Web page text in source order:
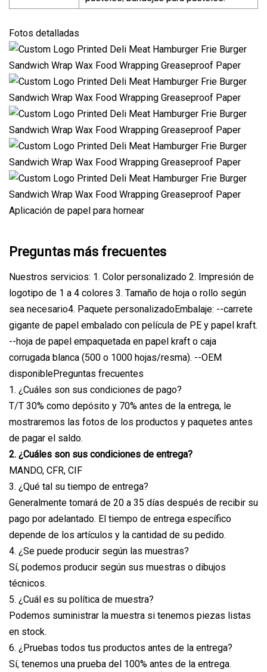
Fotos detalladas
Aplicación de papel para hornear
Preguntas más frecuentes
Nuestros servicios: 1. Color personalizado 2. Impresión de
logotipo de 1 a 4 colores 3. Tamaño de hoja o rollo según
sea necesario4. Paquete personalizadoEmbalaje: --carrete
gigante de papel embalado con película de PE y papel kraft.
--hoja de papel empaquetada en papel kraft o caja
corrugada blanca (500 o 1000 hojas/resma). --OEM
disponiblePreguntas frecuentes
1. ¿Cuáles son sus condiciones de pago?
T/T 30% como depósito y 70% antes de la entrega, le
mostraremos las fotos de los productos y paquetes antes
de pagar el saldo.
2. ¿Cuáles son sus condiciones de entrega?
MANDO, CFR, CIF
3. ¿Qué tal su tiempo de entrega?
Generalmente tomará de 20 a 35 días después de recibir su
pago por adelantado. El tiempo de entrega específico
depende de los artículos y la cantidad de su pedido.
4. ¿Se puede producir según las muestras?
Sí, podemos producir según sus muestras o dibujos
técnicos.
5. ¿Cuál es su política de muestra?
Podemos suministrar la muestra si tenemos piezas listas
en stock.
6. ¿Pruebas todos tus productos antes de la entrega?
Sí, tenemos una prueba del 100% antes de la entrega.